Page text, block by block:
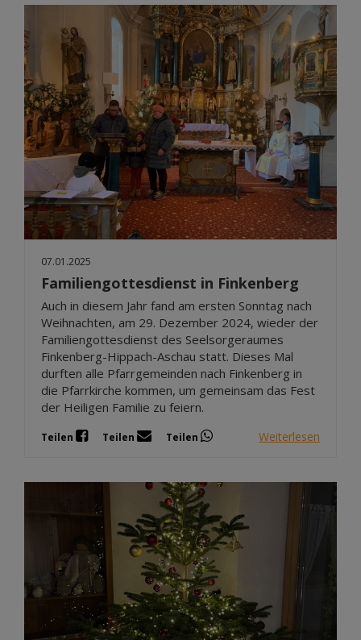
07.01.2025
Familiengottesdienst in Finkenberg
Auch in diesem Jahr fand am ersten Sonntag nach
Weihnachten, am 29. Dezember 2024, wieder der
Familiengottesdienst des Seelsorgeraumes
Finkenberg-Hippach-Aschau statt. Dieses Mal
durften alle Pfarrgemeinden nach Finkenberg in
die Pfarrkirche kommen, um gemeinsam das Fest
der Heiligen Familie zu feiern.
Teilen Teilen Teilen Weiterlesen